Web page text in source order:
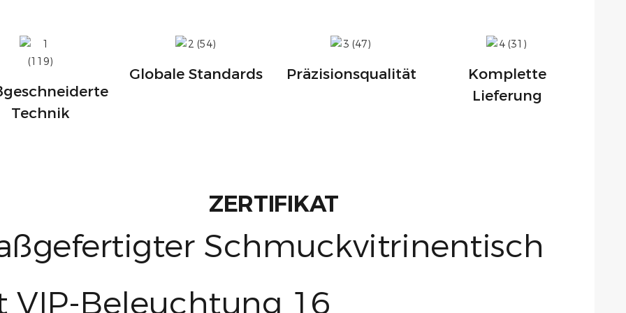
Technik
Globale Standards Präzisionsqualität
Komplette
Lieferung
ZERTIFIKAT